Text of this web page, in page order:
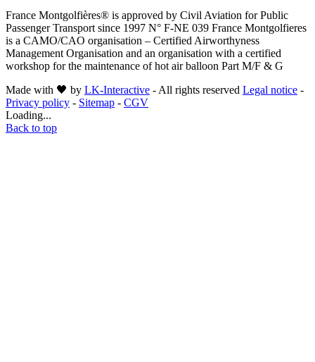
France Montgolfières® is approved by Civil Aviation for Public
Passenger Transport since 1997 N° F-NE 039 France Montgolfieres
is a CAMO/CAO organisation – Certified Airworthyness
Management Organisation and an organisation with a certified
workshop for the maintenance of hot air balloon Part M/F & G
Made with 🖤 by LK-Interactive - All rights reserved Legal notice -
Privacy policy - Sitemap - CGV
Loading...
Back to top